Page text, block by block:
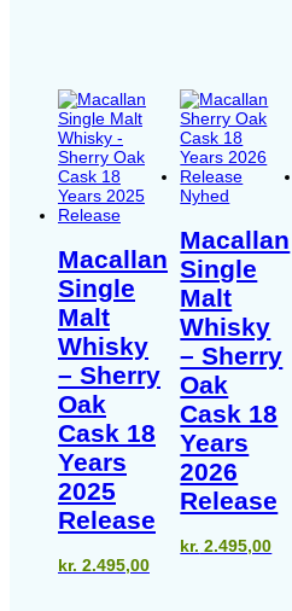
Macallan
Single
Malt
Whisky
– Sherry
Oak
Cask 18
Years
2025
Release
kr. 2.495,00
Nyhed
Macallan
Single
Malt
Whisky
– Sherry
Oak
Cask 18
Years
2026
Release
kr. 2.495,00